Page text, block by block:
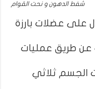
شفط الدهون و نحت القوام
عضلات بارزة
طريق عمليات
الجسم ثلاثي